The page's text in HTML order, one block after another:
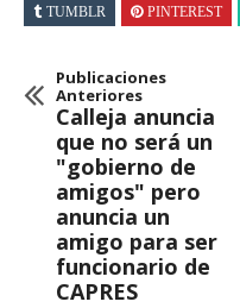
TUMBLR
PINTEREST
Publicaciones
Anteriores
Calleja anuncia
que no será un
"gobierno de
amigos" pero
anuncia un
amigo para ser
funcionario de
CAPRES